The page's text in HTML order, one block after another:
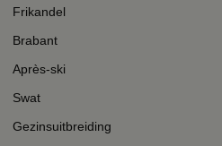
Frikandel
Brabant
Après-ski
Swat
Gezinsuitbreiding